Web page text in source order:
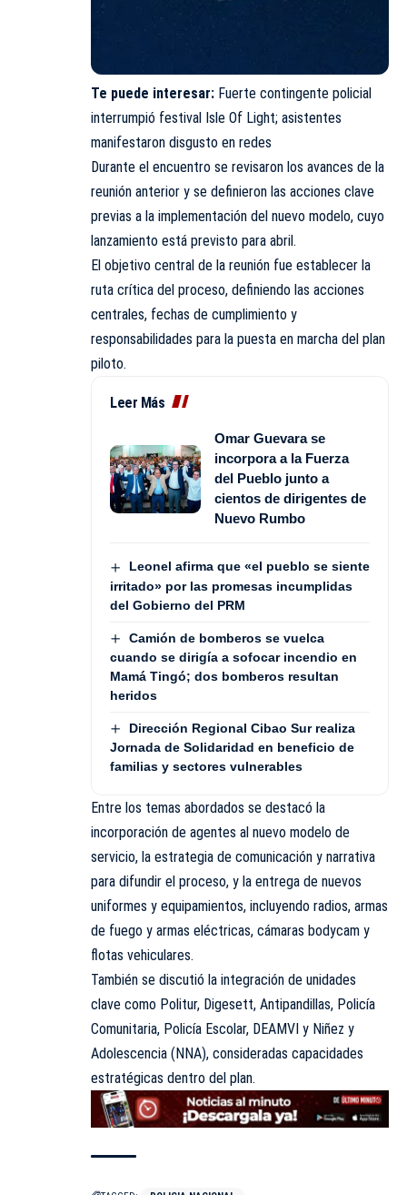
Te puede interesar: Fuerte contingente policial
interrumpió festival Isle Of Light; asistentes
manifestaron disgusto en redes
Durante el encuentro se revisaron los avances de la
reunión anterior y se definieron las acciones clave
previas a la implementación del nuevo modelo, cuyo
lanzamiento está previsto para abril.
El objetivo central de la reunión fue establecer la
ruta crítica del proceso, definiendo las acciones
centrales, fechas de cumplimiento y
responsabilidades para la puesta en marcha del plan
piloto.
Leer Más
Omar Guevara se
incorpora a la Fuerza
del Pueblo junto a
cientos de dirigentes de
Nuevo Rumbo
Leonel afirma que «el pueblo se siente
irritado» por las promesas incumplidas
del Gobierno del PRM
Camión de bomberos se vuelca
cuando se dirigía a sofocar incendio en
Mamá Tingó; dos bomberos resultan
heridos
Dirección Regional Cibao Sur realiza
Jornada de Solidaridad en beneficio de
familias y sectores vulnerables
Entre los temas abordados se destacó la
incorporación de agentes al nuevo modelo de
servicio, la estrategia de comunicación y narrativa
para difundir el proceso, y la entrega de nuevos
uniformes y equipamientos, incluyendo radios, armas
de fuego y armas eléctricas, cámaras bodycam y
flotas vehiculares.
También se discutió la integración de unidades
clave como Politur, Digesett, Antipandillas, Policía
Comunitaria, Policía Escolar, DEAMVI y Niñez y
Adolescencia (NNA), consideradas capacidades
estratégicas dentro del plan.